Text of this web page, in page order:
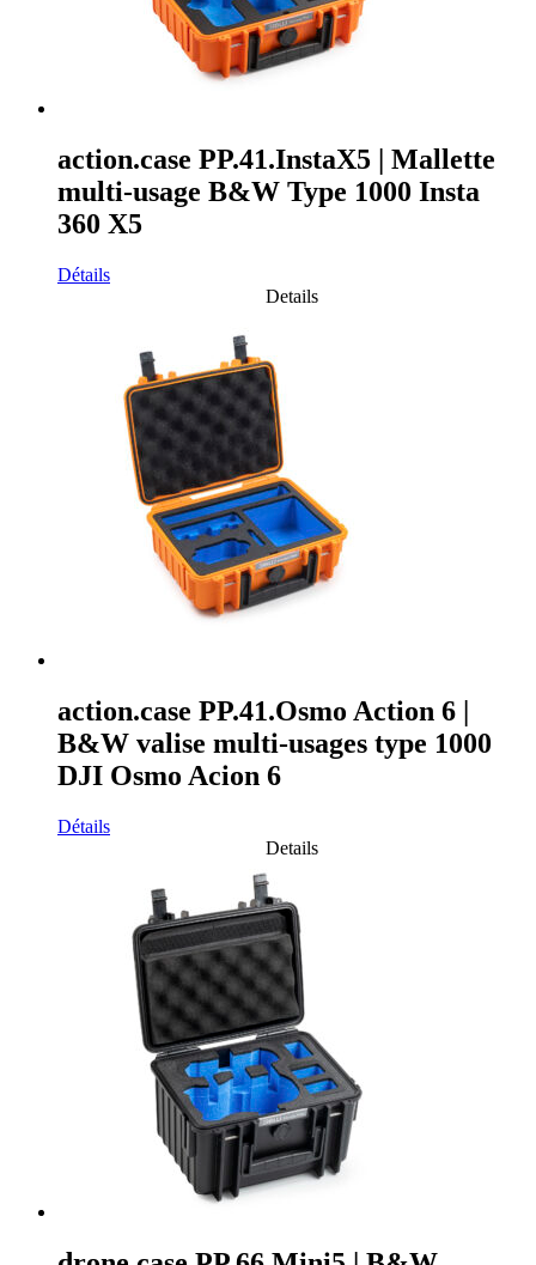
action.case PP.41.InstaX5 | Mallette
multi-usage B&W Type 1000 Insta
360 X5
Détails
Details
action.case PP.41.Osmo Action 6 |
B&W valise multi-usages type 1000
DJI Osmo Acion 6
Détails
Details